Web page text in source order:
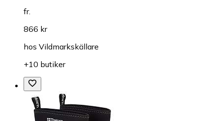
fr.
866 kr
hos Vildmarkskällare
+10 butiker